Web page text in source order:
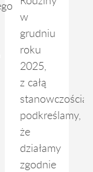
w
grudniu
roku
2025,
z całą
stanowczością
podkreślamy,
że
działamy
zgodnie